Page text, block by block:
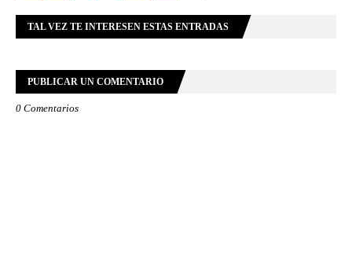
TAL VEZ TE INTERESEN ESTAS ENTRADAS
PUBLICAR UN COMENTARIO
0 Comentarios